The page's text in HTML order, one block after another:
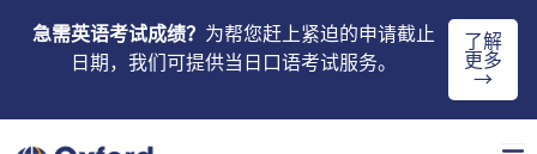
急需英语考试成绩？ 为帮您赶上紧迫的申请截止
日期，我们可提供当日口语考试服务。
了解
更多
→